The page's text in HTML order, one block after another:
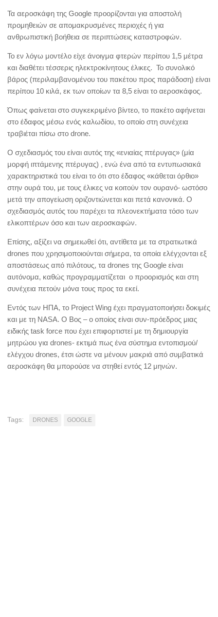
Τα αεροσκάφη της Google προορίζονται για αποστολή
προμηθειών σε απομακρυσμένες περιοχές ή για
ανθρωπιστική βοήθεια σε περιπτώσεις καταστροφών.
Το εν λόγω μοντέλο είχε άνοιγμα φτερών περίπου 1,5 μέτρα
και διαθέτει τέσσερις ηλεκτροκίνητους έλικες. Το συνολικό
βάρος (περιλαμβανομένου του πακέτου προς παράδοση) είναι
περίπου 10 κιλά, εκ των οποίων τα 8,5 είναι το αεροσκάφος.
Όπως φαίνεται στο συγκεκριμένο βίντεο, το πακέτο αφήνεται
στο έδαφος μέσω ενός καλωδίου, το οποίο στη συνέχεια
τραβιέται πίσω στο drone.
Ο σχεδιασμός του είναι αυτός της «ενιαίας πτέρυγας» (μία
μορφή ιπτάμενης πτέρυγας) , ενώ ένα από τα εντυπωσιακά
χαρακτηριστικά του είναι το ότι στο έδαφος «κάθεται όρθιο»
στην ουρά του, με τους έλικες να κοιτούν τον ουρανό- ωστόσο
μετά την απογείωση οριζοντιώνεται και πετά κανονικά. Ο
σχεδιασμός αυτός του παρέχει τα πλεονεκτήματα τόσο των
ελικοπτέρων όσο και των αεροσκαφών.
Επίσης, αξίζει να σημειωθεί ότι, αντίθετα με τα στρατιωτικά
drones που χρησιμοποιούνται σήμερα, τα οποία ελέγχονται εξ
αποστάσεως από πιλότους, τα drones της Google είναι
αυτόνομα, καθώς προγραμματίζεται ο προορισμός και στη
συνέχεια πετούν μόνα τους προς τα εκεί.
Εντός των ΗΠΑ, το Project Wing έχει πραγματοποιήσει δοκιμές
και με τη NASA. Ο Βος – ο οποίος είναι συν-πρόεδρος μιας
ειδικής task force που έχει επιφορτιστεί με τη δημιουργία
μητρώου για drones- εκτιμά πως ένα σύστημα εντοπισμού/
ελέγχου drones, έτσι ώστε να μένουν μακριά από συμβατικά
αεροσκάφη θα μπορούσε να στηθεί εντός 12 μηνών.
Tags: DRONES GOOGLE